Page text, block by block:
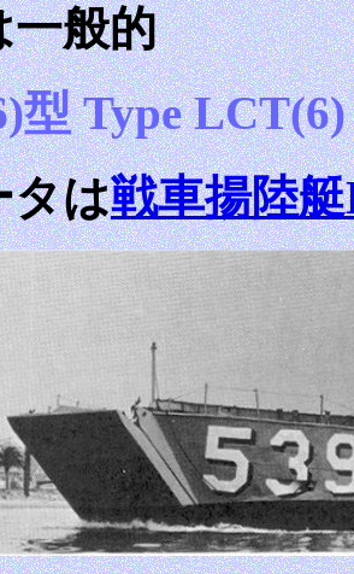
一般的
型 Type LCT(6)
は戦車揚陸